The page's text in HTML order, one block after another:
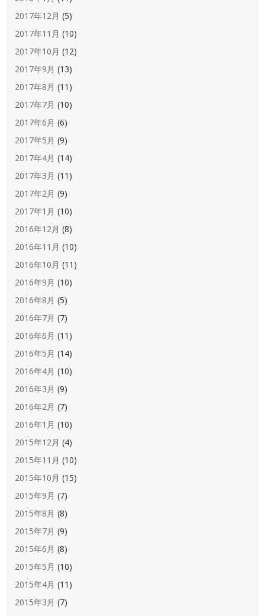
2017年12月 (5)
2017年11月 (10)
2017年10月 (12)
2017年9月 (13)
2017年8月 (11)
2017年7月 (10)
2017年6月 (6)
2017年5月 (9)
2017年4月 (14)
2017年3月 (11)
2017年2月 (9)
2017年1月 (10)
2016年12月 (8)
2016年11月 (10)
2016年10月 (11)
2016年9月 (10)
2016年8月 (5)
2016年7月 (7)
2016年6月 (11)
2016年5月 (14)
2016年4月 (10)
2016年3月 (9)
2016年2月 (7)
2016年1月 (10)
2015年12月 (4)
2015年11月 (10)
2015年10月 (15)
2015年9月 (7)
2015年8月 (8)
2015年7月 (9)
2015年6月 (8)
2015年5月 (10)
2015年4月 (11)
2015年3月 (7)